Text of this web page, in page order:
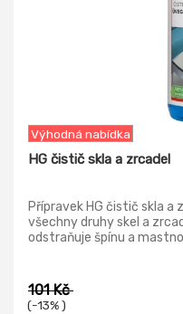
Výhodná nabídka
HG čistič skla a zrcadel
Přípravek HG čistič skla a
všechny druhy skel a
odstraňuje špínu a
101 Kč
(-13% )